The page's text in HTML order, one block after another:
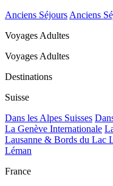
Anciens SéjoursAnciens
Voyages Adultes
Voyages Adultes
Destinations
Suisse
Dans les Alpes Suisses
La Genève Internationale
Lausanne & Bords du Lac
Léman
France